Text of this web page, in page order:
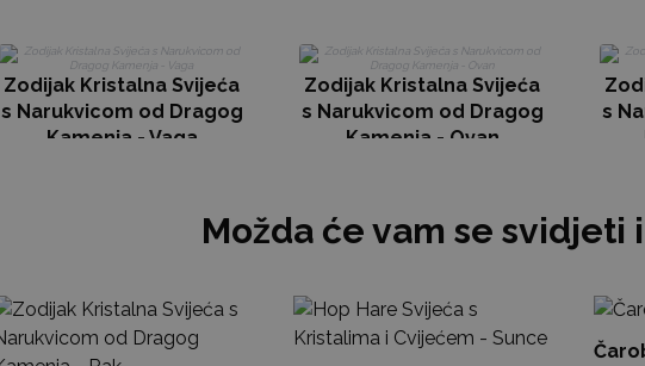
Zodijak Kristalna Svijeća
s Narukvicom od Dragog
Kamenja - Vaga
Zodijak Kristalna Svijeća
s Narukvicom od Dragog
Kamenja - Ovan
s
Možda će vam se svidjeti i